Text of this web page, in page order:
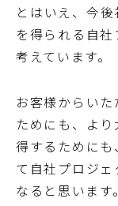
とはいえ、今
を得られる自
考えています。
お客様からい
ためにも、よ
得するために
て自社プロジ
なると思います。